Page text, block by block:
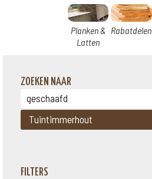
Planken &
Latten
Rabatdelen
ZOEKEN NAAR
FILTERS